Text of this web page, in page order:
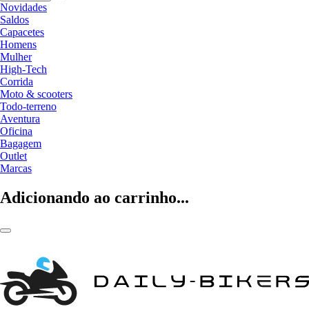
Novidades
Saldos
Capacetes
Homens
Mulher
High-Tech
Corrida
Moto & scooters
Todo-terreno
Aventura
Oficina
Bagagem
Outlet
Marcas
Adicionando ao carrinho...